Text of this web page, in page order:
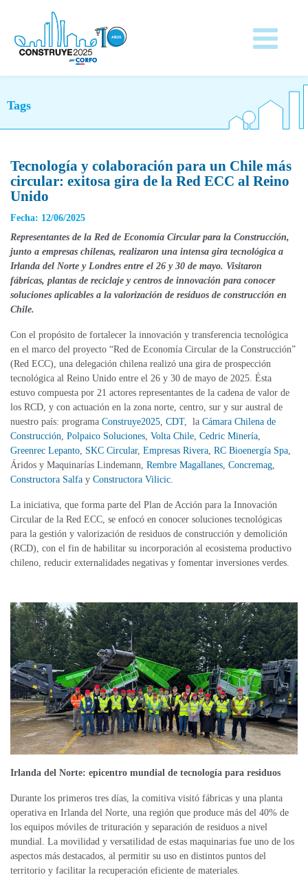
Tags
Tecnología y colaboración para un Chile más
circular: exitosa gira de la Red ECC al Reino
Unido
Fecha: 12/06/2025
Representantes de la Red de Economía Circular para la Construcción,
junto a empresas chilenas, realizaron una intensa gira tecnológica a
Irlanda del Norte y Londres entre el 26 y 30 de mayo. Visitaron
fábricas, plantas de reciclaje y centros de innovación para conocer
soluciones aplicables a la valorización de residuos de construcción en
Chile.
Con el propósito de fortalecer la innovación y transferencia tecnológica
en el marco del proyecto “Red de Economía Circular de la Construcción”
(Red ECC), una delegación chilena realizó una gira de prospección
tecnológica al Reino Unido entre el 26 y 30 de mayo de 2025. Ésta
estuvo compuesta por 21 actores representantes de la cadena de valor de
los RCD, y con actuación en la zona norte, centro, sur y sur austral de
nuestro país: programa Construye2025, CDT, la Cámara Chilena de
Construcción, Polpaico Soluciones, Volta Chile, Cedric Minería,
Greenrec Lepanto, SKC Circular, Empresas Rivera, RC Bioenergía Spa,
Áridos y Maquinarías Lindemann, Rembre Magallanes, Concremag,
Constructora Salfa y Constructora Vilicic.
La iniciativa, que forma parte del Plan de Acción para la Innovación
Circular de la Red ECC, se enfocó en conocer soluciones tecnológicas
para la gestión y valorización de residuos de construcción y demolición
(RCD), con el fin de habilitar su incorporación al ecosistema productivo
chileno, reducir externalidades negativas y fomentar inversiones verdes.
Irlanda del Norte: epicentro mundial de tecnología para residuos
Durante los primeros tres días, la comitiva visitó fábricas y una planta
operativa en Irlanda del Norte, una región que produce más del 40% de
los equipos móviles de trituración y separación de residuos a nivel
mundial. La movilidad y versatilidad de estas maquinarias fue uno de los
aspectos más destacados, al permitir su uso en distintos puntos del
territorio y facilitar la recuperación eficiente de materiales.